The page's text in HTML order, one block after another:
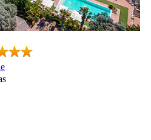
Languedoc Roussillon